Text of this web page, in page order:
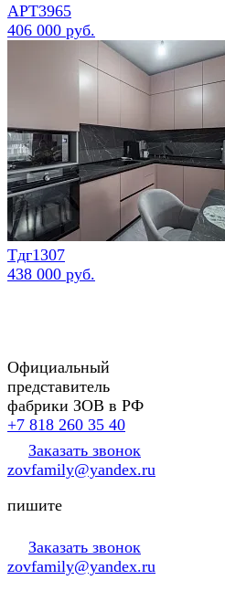
АРТ3965
406 000 руб.
Тдг1307
438 000 руб.
Официальный
представитель
фабрики ЗОВ в РФ
+7 818 260 35 40
Заказать звонок
zovfamily@yandex.ru
пишите
Заказать звонок
zovfamily@yandex.ru